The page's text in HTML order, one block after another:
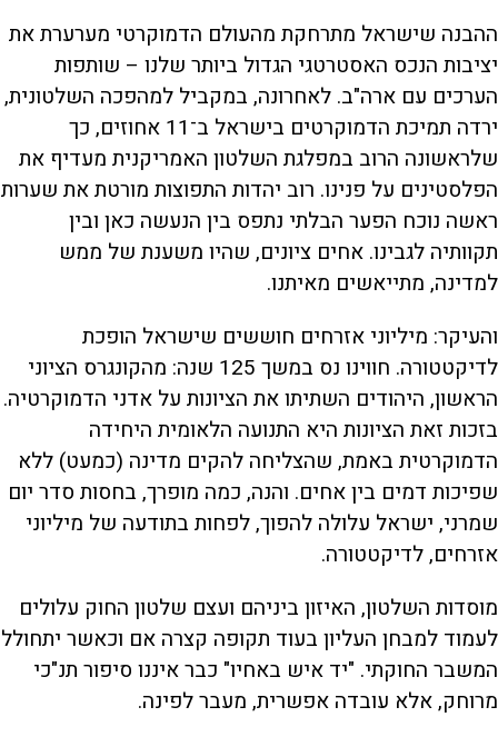
ההבנה שישראל מתרחקת מהעולם הדמוקרטי מערערת את
יציבות הנכס האסטרטגי הגדול ביותר שלנו – שותפות
הערכים עם ארה"ב. לאחרונה, במקביל למהפכה השלטונית,
ירדה תמיכת הדמוקרטים בישראל ב־11 אחוזים, כך
שלראשונה הרוב במפלגת השלטון האמריקנית מעדיף את
הפלסטינים על פנינו. רוב יהדות התפוצות מורטת את שערות
ראשה נוכח הפער הבלתי נתפס בין הנעשה כאן ובין
תקוותיה לגבינו. אחים ציונים, שהיו משענת של ממש
למדינה, מתייאשים מאיתנו.
והעיקר: מיליוני אזרחים חוששים שישראל הופכת
לדיקטטורה. חווינו נס במשך 125 שנה: מהקונגרס הציוני
הראשון, היהודים השתיתו את הציונות על אדני הדמוקרטיה.
בזכות זאת הציונות היא התנועה הלאומית היחידה
הדמוקרטית באמת, שהצליחה להקים מדינה (כמעט) ללא
שפיכות דמים בין אחים. והנה, כמה מופרך, בחסות סדר יום
שמרני, ישראל עלולה להפוך, לפחות בתודעה של מיליוני
אזרחים, לדיקטטורה.
מוסדות השלטון, האיזון ביניהם ועצם שלטון החוק עלולים
לעמוד למבחן העליון בעוד תקופה קצרה אם וכאשר יתחולל
המשבר החוקתי. "יד איש באחיו" כבר איננו סיפור תנ"כי
מרוחק, אלא עובדה אפשרית, מעבר לפינה.